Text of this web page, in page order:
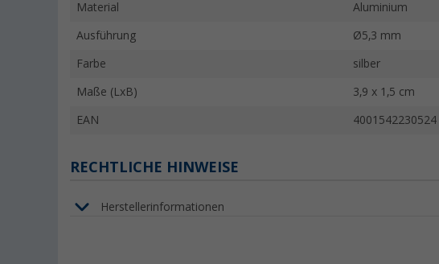
Material Aluminium
Ausführung Ø5,3 mm
Farbe silber
Maße (LxB) 3,9 x 1,5 cm
EAN 4001542230524
RECHTLICHE HINWEISE
Herstellerinformationen